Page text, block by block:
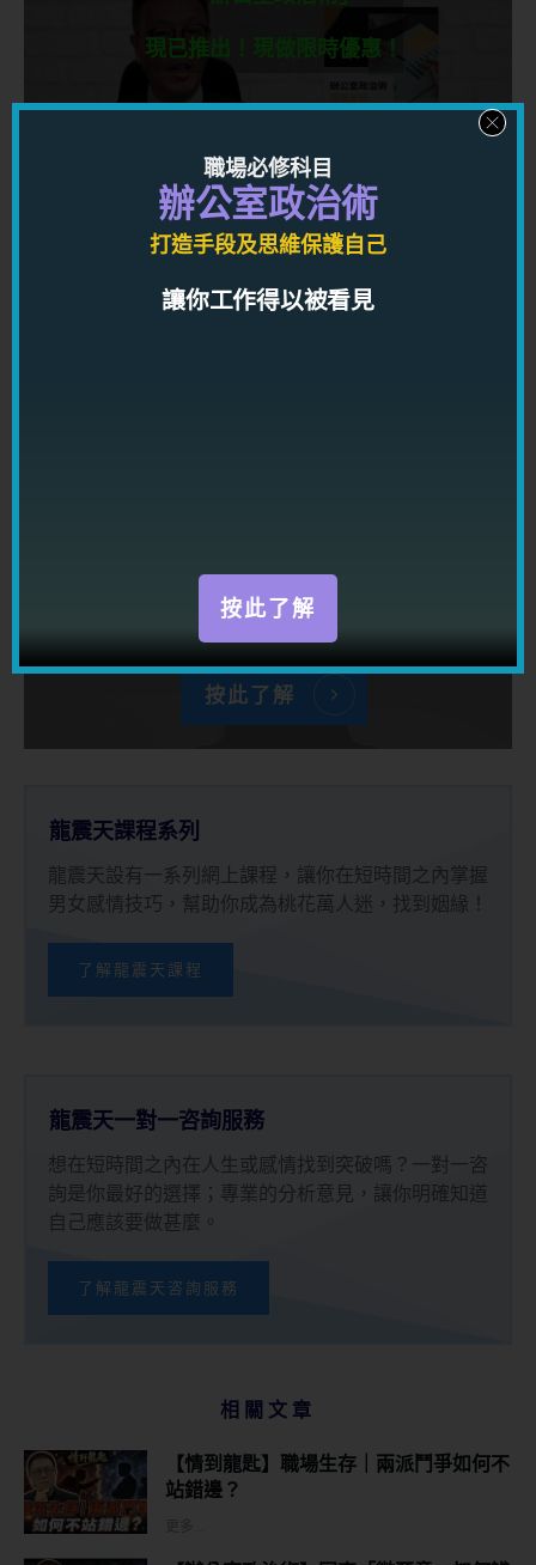
現已推出！現做限時優惠！
權力和影響力的運作方式，讓你在職場上打造高端
人脈網絡及一流人際關係，獲得金錢和權力！
按此了解
感染帶動任何人，讓你到處都得人緣，得
桃花，得貴人！
按此了解
龍震天課程系列
龍震天設有一系列網上課程，讓你在短時間之內掌握
男女感情技巧，幫助你成為桃花萬人迷，找到姻緣！
了解龍震天課程
龍震天一對一咨詢服務
想在短時間之內在人生或感情找到突破嗎？一對一咨
詢是你最好的選擇；專業的分析意見，讓你明確知道
自己應該要做甚麼。
了解龍震天咨詢服務
相關文章
【情到龍匙】職場生存｜兩派鬥爭如何不
站錯邊？
職場必修科目
辦公室政治術
打造手段及思維保護自己
讓你工作得以被看見
按此了解